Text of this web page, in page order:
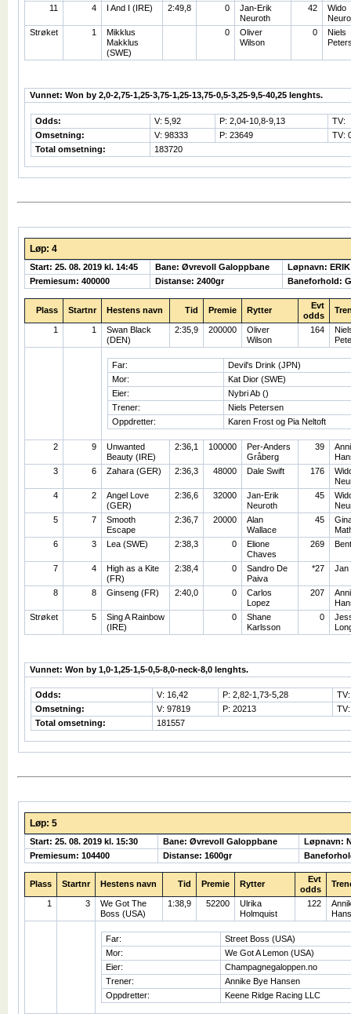
11 4 I And I (IRE) 2:49,8 0
Jan-Erik
Neuroth
42
Wido
Strøket
1
Mikklus
Makklus
(SWE)
0
Oliver
Wilson
0
Niels
Vunnet: Won by 2,0-2,75-1,25-3,75-1,25-13,75-0,5-3,25-9,5-40,25 lenghts.
Odds: V: 5,92 P: 2,04-10,8-9,13
TV:
Omsetning:
V: 98333 P: 23649
TV:
Total omsetning:
183720
Løp: 4
Start: 25. 08. 2019 kl. 14:45 Bane: Øvrevoll Galoppbane
Løpnavn: ERIK
Premiesum: 400000
Distanse: 2400gr Baneforhold:
Plass Startnr Hestens navn Tid Premie Rytter
Evt
odds
1 1
Swan Black
(DEN)
2:35,9 200000
Oliver
Wilson
164
Far:
Devil's Drink (JPN)
Mor:
Kat Dior (SWE)
Eier:
Nybri Ab ()
Trener:
Niels Petersen
Oppdretter:
Karen Frost og Pia Neltoft
2 9
Unwanted
Beauty (IRE)
2:36,1 100000
Per-Anders
Gråberg
39
3
6 Zahara (GER) 2:36,3 48000 Dale Swift 176
4
2
Angel Love
(GER)
2:36,6 32000
Jan-Erik
Neuroth
45
5
7
Smooth
Escape
2:36,7 20000
Alan
Wallace
45
6
3 Lea (SWE) 2:38,3 0
Elione
Chaves
269
7 4
High as a Kite
(FR)
2:38,4 0
Sandro De
Paiva
*27 Jan
8 8 Ginseng (FR) 2:40,0 0
Carlos
Lopez
207
Strøket
5
Sing A Rainbow
(IRE)
0
Shane
Karlsson
0
Vunnet: Won by 1,0-1,25-1,5-0,5-8,0-neck-8,0 lenghts.
Odds: V: 16,42 P: 2,82-1,73-5,28
TV:
Omsetning:
V: 97819 P: 20213
Total omsetning:
181557
Løp: 5
Start: 25. 08. 2019 kl. 15:30 Bane: Øvrevoll Galoppbane
Løpnavn:
Premiesum: 104400
Distanse: 1600gr
Plass Startnr Hestens navn Tid Premie Rytter
Evt
odds
1 3
We Got The
Boss (USA)
1:38,9 52200
Ulrika
Holmquist
122
Far:
Street Boss (USA)
Mor:
We Got A Lemon (USA)
Eier:
Champagnegaloppen.no
Trener:
Annike Bye Hansen
Oppdretter:
Keene Ridge Racing LLC